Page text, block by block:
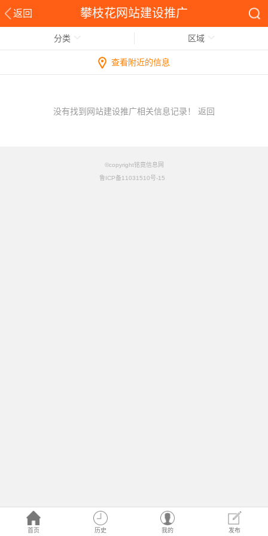
返回 攀枝花网站建设推广
首页 历史 我的 发布
分类 区域
查看附近的信息
没有找到网站建设推广相关信息记录！ 返回
©copyright铭竟信息网
鲁ICP备11031510号-15